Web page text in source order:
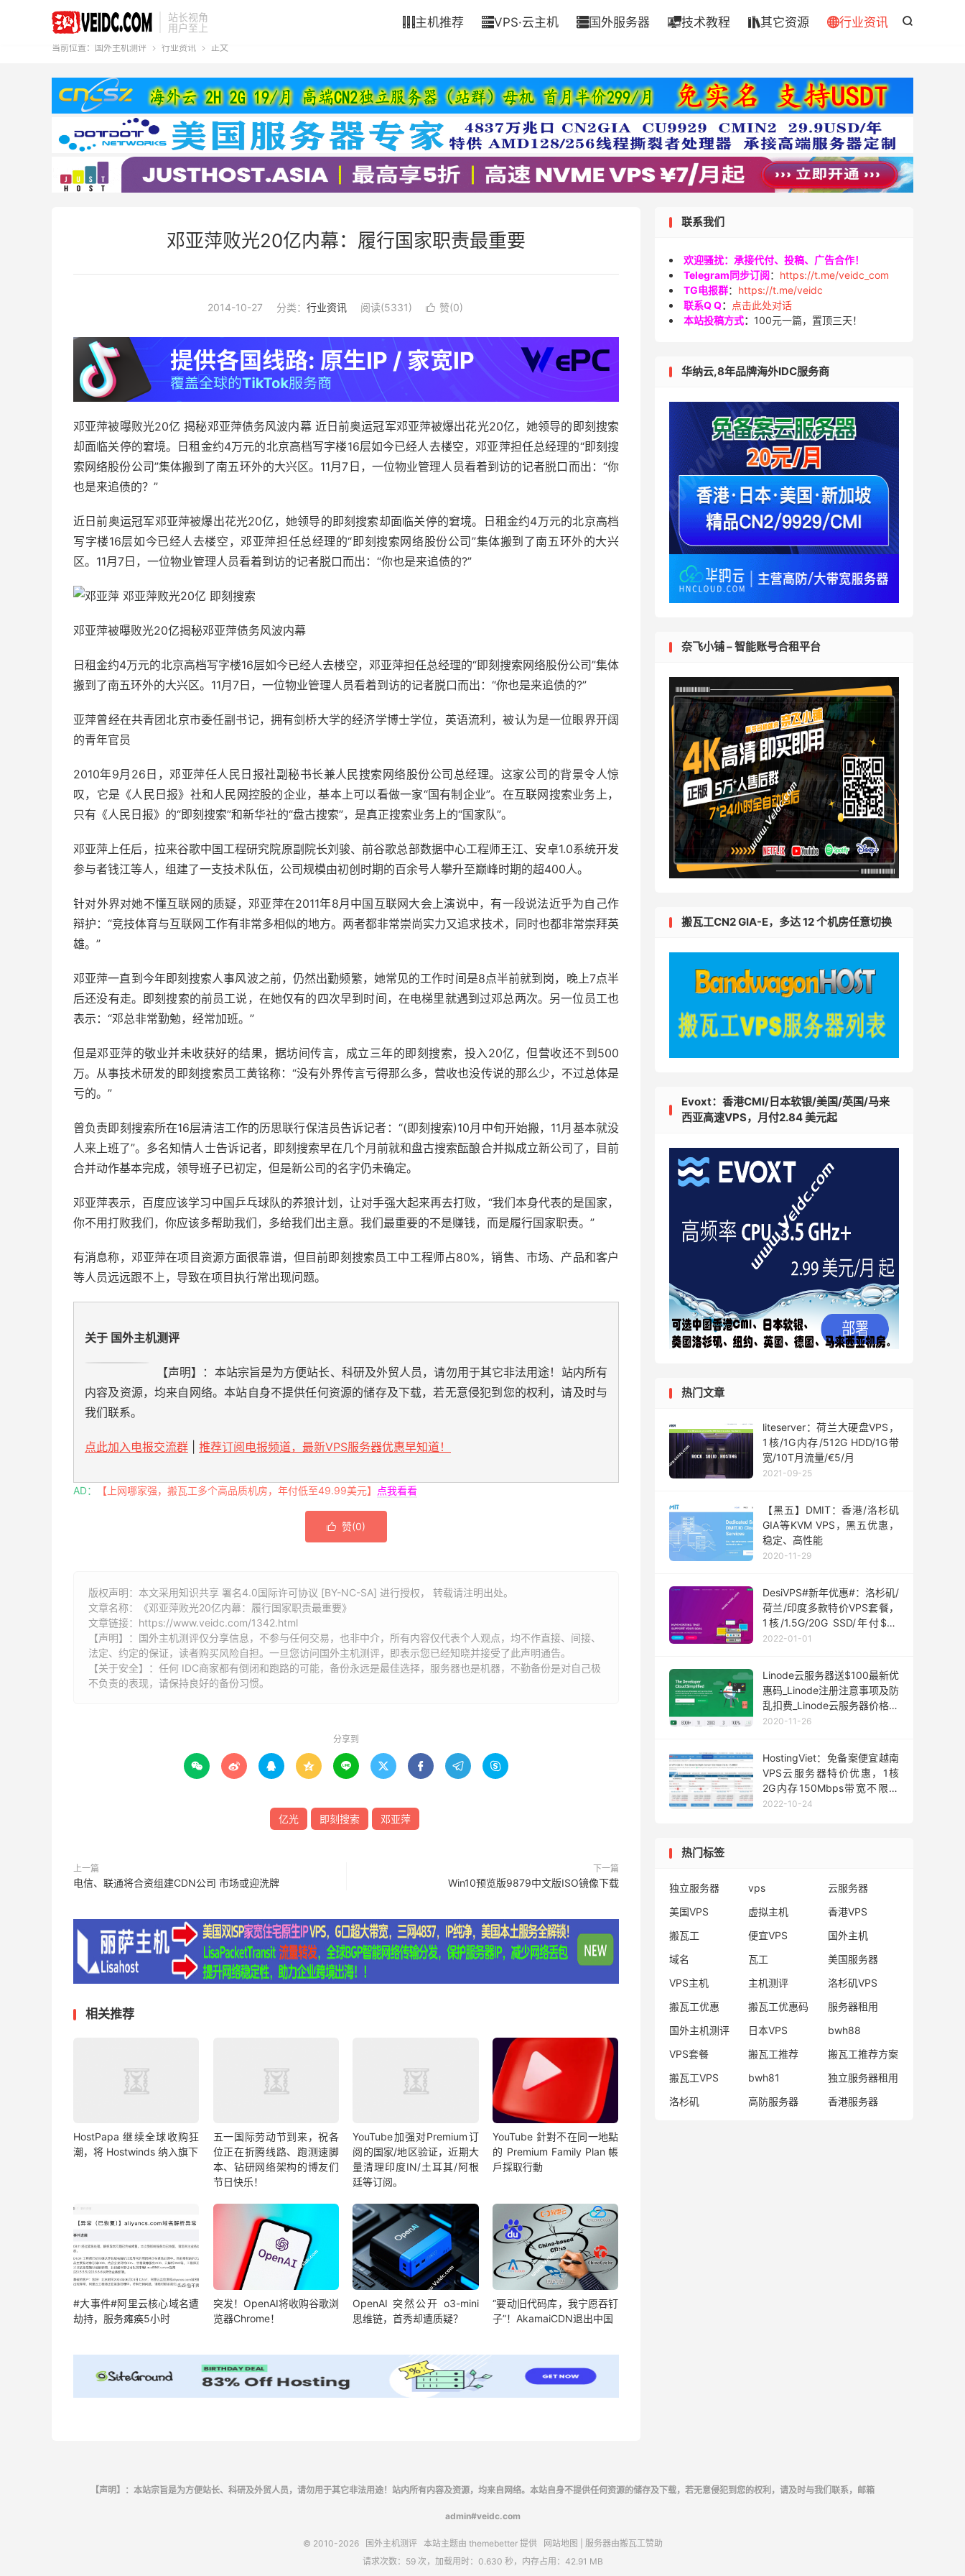
站长视角
用户至上

主机推荐 VPS·云主机 国外服务器 技术教程 其它资源 行业资讯
当前位置： 国外主机测评  行业资讯  正文
邓亚萍败光20亿内幕：履行国家职责最重要
2014-10-27 分类： 行业资讯 阅读(5331)  赞(0)
邓亚萍被曝败光20亿 揭秘邓亚萍债务风波内幕 近日前奥运冠军邓亚萍被爆出花光20亿，她领导的即刻搜索
却面临关停的窘境。日租金约4万元的北京高档写字楼16层如今已经人去楼空，邓亚萍担任总经理的“即刻搜
索网络股份公司”集体搬到了南五环外的大兴区。11月7日，一位物业管理人员看着到访的记者脱口而出：“你
也是来追债的？”
近日前奥运冠军邓亚萍被爆出花光20亿，她领导的即刻搜索却面临关停的窘境。日租金约4万元的北京高档
写字楼16层如今已经人去楼空，邓亚萍担任总经理的“即刻搜索网络股份公司”集体搬到了南五环外的大兴
区。11月7日，一位物业管理人员看着到访的记者脱口而出：“你也是来追债的?”
邓亚萍被曝败光20亿揭秘邓亚萍债务风波内幕
日租金约4万元的北京高档写字楼16层如今已经人去楼空，邓亚萍担任总经理的“即刻搜索网络股份公司”集体
搬到了南五环外的大兴区。11月7日，一位物业管理人员看着到访的记者脱口而出：“你也是来追债的?”
亚萍曾经在共青团北京市委任副书记，拥有剑桥大学的经济学博士学位，英语流利，被认为是一位眼界开阔
的青年官员
2010年9月26日，邓亚萍任人民日报社副秘书长兼人民搜索网络股份公司总经理。这家公司的背景令人惊
叹，它是《人民日报》社和人民网控股的企业，基本上可以看做一家“国有制企业”。在互联网搜索业务上，
只有《人民日报》的“即刻搜索”和新华社的“盘古搜索”，是真正搜索业务上的“国家队”。
邓亚萍上任后，拉来谷歌中国工程研究院原副院长刘骏、前谷歌总部数据中心工程师王江、安卓1.0系统开发
参与者钱江等人，组建了一支技术队伍，公司规模由初创时期的百余号人攀升至巅峰时期的超400人。
针对外界对她不懂互联网的质疑，邓亚萍在2011年8月中国互联网大会上演说中，有一段说法近乎为自己作
辩护：“竞技体育与互联网工作有非常多相似的地方。两者都非常崇尚实力又追求技术，同时也都非常崇拜英
雄。”
邓亚萍一直到今年即刻搜索人事风波之前，仍然出勤频繁，她常见的工作时间是8点半前就到岗，晚上7点半
后还没有走。即刻搜索的前员工说，在她仅有的四次早到时间，在电梯里就遇到过邓总两次。另一位员工也
表示：“邓总非常勤勉，经常加班。”
但是邓亚萍的敬业并未收获好的结果，据坊间传言，成立三年的即刻搜索，投入20亿，但营收还不到500
万。从事技术研发的即刻搜索员工黄铭称：“没有外界传言亏得那么多，营收也没传说的那么少，不过总体是
亏的。”
曾负责即刻搜索所在16层清洁工作的历思联行保洁员告诉记者：“(即刻搜索)10月中旬开始搬，11月基本就没
人来上班了”。多名知情人士告诉记者，即刻搜索早在几个月前就和盘古搜索酝酿合并拟成立新公司了，目前
合并动作基本完成，领导班子已初定，但是新公司的名字仍未确定。
邓亚萍表示，百度应该学习中国乒乓球队的养狼计划，让对手强大起来再去打败，“我们本身代表的是国家，
你不用打败我们，你应该多帮助我们，多给我们出主意。我们最重要的不是赚钱，而是履行国家职责。”
有消息称，邓亚萍在项目资源方面很靠谱，但目前即刻搜索员工中工程师占80%，销售、市场、产品和客户
等人员远远跟不上，导致在项目执行常出现问题。
关于 国外主机测评
【声明】：本站宗旨是为方便站长、科研及外贸人员，请勿用于其它非法用途！站内所有
内容及资源，均来自网络。本站自身不提供任何资源的储存及下载，若无意侵犯到您的权利，请及时与
我们联系。
点此加入电报交流群 推荐订阅电报频道，最新VPS服务器优惠早知道！
AD： 【上网哪家强，搬瓦工多个高品质机房，年付低至49.99美元】 点我看看
 赞(0)
版权声明：本文采用知识共享 署名4.0国际许可协议 [BY-NC-SA] 进行授权， 转载请注明出处。
文章名称：《邓亚萍败光20亿内幕：履行国家职责最重要》
文章链接： https://www.veidc.com/1342.html
【声明】：国外主机测评仅分享信息，不参与任何交易，也非中介，所有内容仅代表个人观点，均不作直接、间接、
法定、约定的保证，读者购买风险自担。一旦您访问国外主机测评，即表示您已经知晓并接受了此声明通告。
【关于安全】：任何 IDC商家都有倒闭和跑路的可能，备份永远是最佳选择，服务器也是机器，不勤备份是对自己极
不负责的表现，请保持良好的备份习惯。
分享到
        
亿光 即刻搜索 邓亚萍
上一篇
电信、联通将合资组建CDN公司 市场或迎洗牌
下一篇
Win10预览版9879中文版ISO镜像下载
相关推荐
HostPapa 继续全球收购狂
潮，将 Hostwinds 纳入旗下
五一国际劳动节到来，祝各
位正在折腾线路、跑测速脚
本、钻研网络架构的博友们
节日快乐！
YouTube加强对Premium订
阅的国家/地区验证，近期大
量清理印度IN/土耳其/阿根
廷等订阅。
YouTube 針對不在同一地點
的 Premium Family Plan 帳
戶採取行動
#大事件#阿里云核心域名遭
劫持，服务瘫痪5小时
突发！OpenAI将收购谷歌浏
览器Chrome！
OpenAI 突然公开 o3-mini
思维链，首秀却遭质疑？
“要动旧代码库，我宁愿吞钉
子”！AkamaiCDN退出中国
联系我们
欢迎骚扰：承接代付、投稿、广告合作！
Telegram同步订阅： https://t.me/veidc_com
TG电报群： https://t.me/veidc
联系Q Q：
点击此处对话
本站投稿方式： 100元一篇，置顶三天！
华纳云,8年品牌海外IDC服务商
奈飞小铺 – 智能账号合租平台
搬瓦工CN2 GIA-E，多达 12 个机房任意切换
Evoxt：香港CMI/日本软银/美国/英国/马来
西亚高速VPS，月付2.84 美元起
热门文章
liteserver：荷兰大硬盘VPS，
1核/1G内存/512G HDD/1G带
宽/10T月流量/€5/月
2021-09-25
【黑五】DMIT：香港/洛杉矶
GIA等KVM VPS，黑五优惠，
稳定、高性能
2020-11-29
DesiVPS#新年优惠#：洛杉矶/
荷兰/印度多款特价VPS套餐，
1核/1.5G/20G SSD/年付$20
起
2022-01-01
Linode云服务器送$100最新优
惠码_Linode注册注意事项及防
乱扣费_Linode云服务器价格配
置详情介绍
2020-11-26
HostingViet：免备案便宜越南
VPS云服务器特价优惠，1核
2G内存150Mbps带宽不限流
量低至22元/月
2022-10-24
热门标签
独立服务器 vps
云服务器
美国VPS
虚拟主机
香港VPS
搬瓦工
便宜VPS
国外主机
域名
瓦工
美国服务器
VPS主机
主机测评
洛杉矶VPS
搬瓦工优惠
搬瓦工优惠码
服务器租用
国外主机测评
日本VPS
bwh88
VPS套餐
搬瓦工推荐
搬瓦工推荐方案
搬瓦工VPS
bwh81
独立服务器租用
洛杉矶
高防服务器 香港服务器
【声明】：本站宗旨是为方便站长、科研及外贸人员，请勿用于其它非法用途！站内所有内容及资源，均来自网络。本站自身不提供任何资源的储存及下载，若无意侵犯到您的权利，请及时与我们联系，邮箱
admin#veidc.com
© 2010-2026 国外主机测评本站主题由 themebetter提供 网站地图 | 服务器由搬瓦工赞助
请求次数：59 次，加载用时：0.630 秒，内存占用：42.91 MB